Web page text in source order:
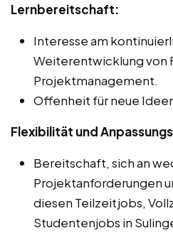
Lernbereitschaft:
Interesse am
Weiterentwicklung von
Projektmanagement.
Offenheit für neue
Flexibilität und
Bereitschaft, sich an
Projektanforderungen
diesen Teilzeitjobs,
Studentenjobs in